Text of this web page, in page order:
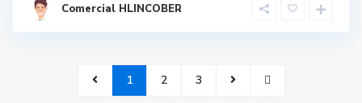
Comercial HLINCOBER
1 2 3